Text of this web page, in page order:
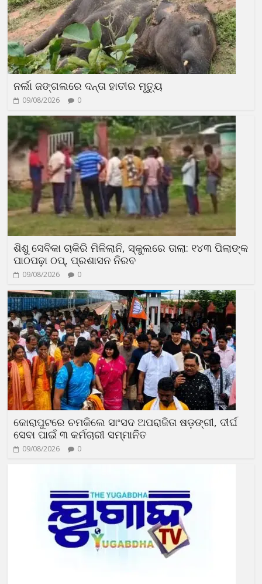
ନର୍ଲା ଜଙ୍ଗଲରେ ଦନ୍ତା ହାତୀର ମୃତ୍ୟୁ
09/08/2026 0
ଶିଶୁ ସେବିକା ଚାକିରି ମିଳିଲାନି, ସ୍କୁଲରେ ତାଲା: ୧୪୩ ପିଲାଙ୍କ
ପାଠପଢ଼ା ଠପ୍, ପ୍ରଶାସନ ନିରବ
09/08/2026 0
କୋରାପୁଟରେ ଚମକିଲେ ସାଂସଦ ଅପରାଜିତା ଷଡ଼ଙ୍ଗୀ, ଦୀର୍ଘ
ସେବା ପାଇଁ ୩ କର୍ମଚାରୀ ସମ୍ମାନିତ
09/08/2026 0